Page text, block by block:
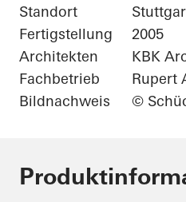
Standort
Fertigstellung
2005
Architekten
KBK
Fachbetrieb
Rupert
Bildnachweis
©